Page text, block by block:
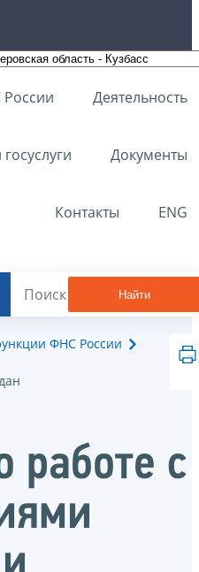
Деятельность
Документы
Контакты ENG
Найти
ФНС России
работе с